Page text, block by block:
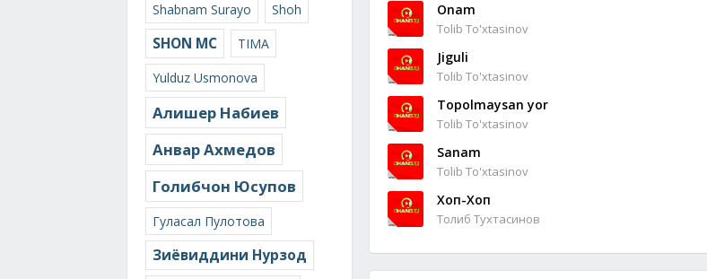
Shabnam Surayo Shoh
SHON MC
TIMA
Yulduz Usmonova
Алишер Набиев
Анвар Ахмедов
Голибчон Юсупов
Гуласал Пулотова
Зиёвиддини Нурзод
Onam
Tolib To'xtasinov
Jiguli
Tolib To'xtasinov
Topolmaysan yor
Tolib To'xtasinov
Sanam
Tolib To'xtasinov
Хоп-Хоп
Толиб Тухтасинов